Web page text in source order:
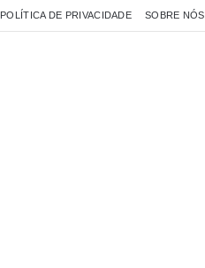
POLÍTICA DE PRIVACIDADE SOBRE NÓS